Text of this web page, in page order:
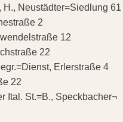
Neustädter=Siedlung 61
2
12
22
Erlerstraße 4
22
Ital. St.=B., Speckbacher¬